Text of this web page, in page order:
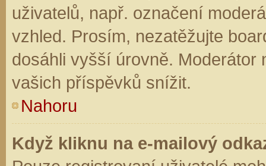
uživatelů, např. označení
vzhled. Prosím, nezatěžujte
dosáhli vyšší úrovně. Moderátor
vašich příspěvků snížit.
Nahoru
Když kliknu na e-mailový